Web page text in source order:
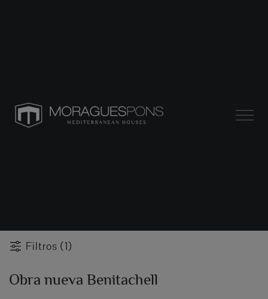
Filtros (1)
Obra nueva Benitachell